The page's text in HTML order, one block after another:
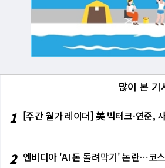
많이 본 기
1 [주간 월가 레이더] 美 빅테크·연준,
2 엔비디아 'AI 돈 돌려막기' 논란⋯코